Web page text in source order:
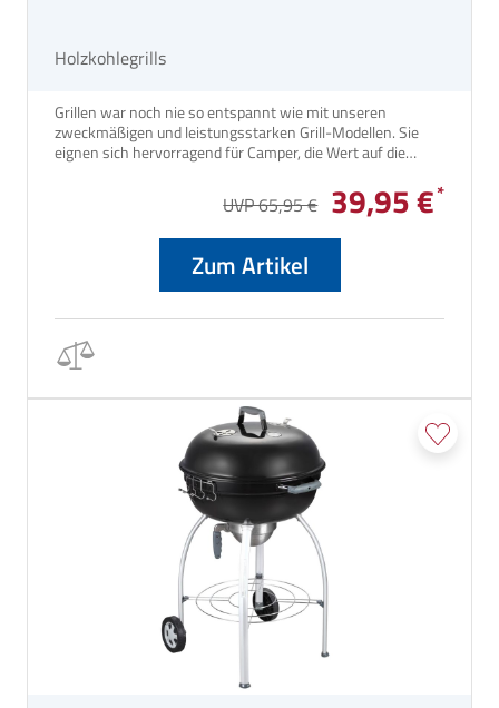
Holzkohlegrills
Grillen war noch nie so entspannt wie mit unseren
zweckmäßigen und leistungsstarken Grill-Modellen. Sie
eignen sich hervorragend für Camper, die Wert auf die
UVP 65,95 € 39,95 €
Zum Artikel